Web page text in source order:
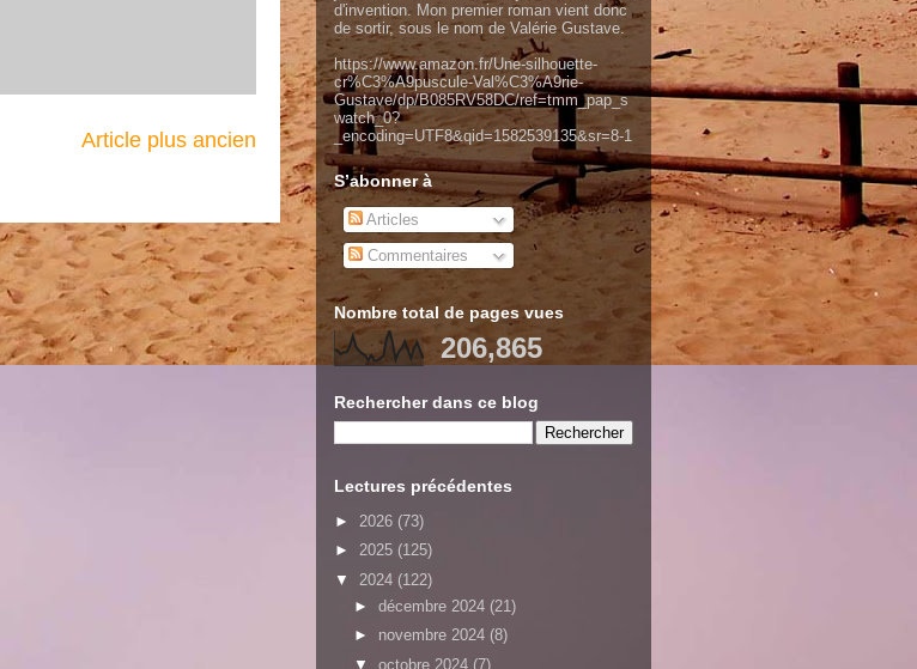
Article plus ancien
d'invention. Mon premier roman vient donc
de sortir, sous le nom de Valérie Gustave.
https://www.amazon.fr/Une-silhouette-
cr%C3%A9puscule-Val%C3%A9rie-
Gustave/dp/B085RV58DC/ref=tmm_pap_s
watch_0?
_encoding=UTF8&qid=1582539135&sr=8-1
S’abonner à
Articles
Commentaires
Nombre total de pages vues
206,865
Rechercher dans ce blog
Lectures précédentes
► 2026 (73)
► 2025 (125)
▼ 2024 (122)
► décembre 2024 (21)
► novembre 2024 (8)
▼ octobre 2024 (7)